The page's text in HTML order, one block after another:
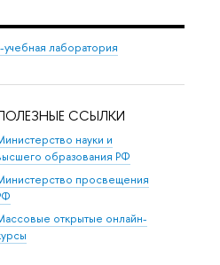
учебная лаборатория
ССЫЛКИ
науки и
образования РФ
просвещения
открытые онлайн-